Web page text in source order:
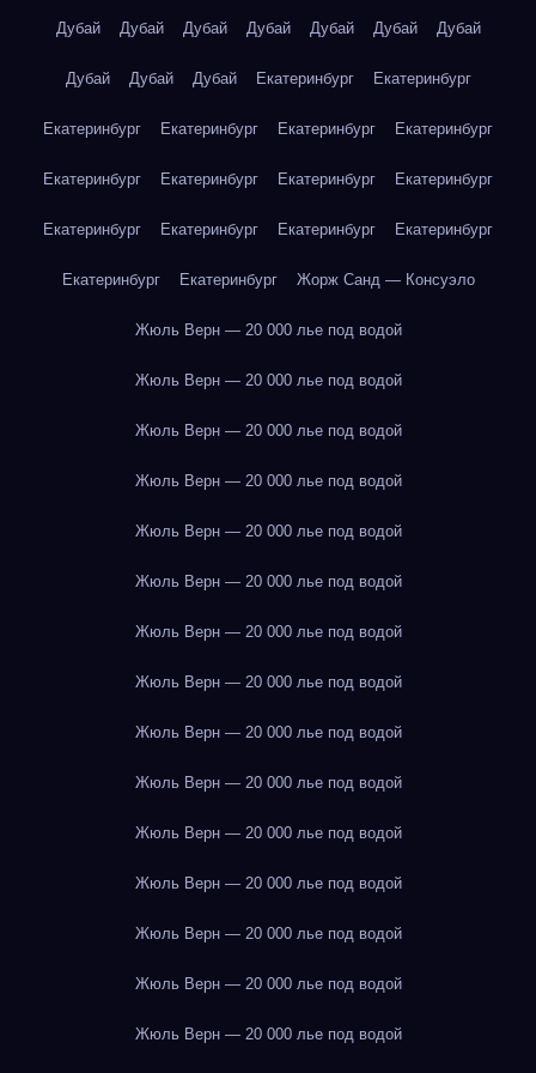
Дубай Дубай Дубай Дубай Дубай Дубай Дубай
Дубай Дубай Дубай Екатеринбург Екатеринбург
Екатеринбург Екатеринбург Екатеринбург Екатеринбург
Екатеринбург Екатеринбург Екатеринбург Екатеринбург
Екатеринбург Екатеринбург Екатеринбург Екатеринбург
Екатеринбург Екатеринбург Жорж Санд — Консуэло
Жюль Верн — 20 000 лье под водой
Жюль Верн — 20 000 лье под водой
Жюль Верн — 20 000 лье под водой
Жюль Верн — 20 000 лье под водой
Жюль Верн — 20 000 лье под водой
Жюль Верн — 20 000 лье под водой
Жюль Верн — 20 000 лье под водой
Жюль Верн — 20 000 лье под водой
Жюль Верн — 20 000 лье под водой
Жюль Верн — 20 000 лье под водой
Жюль Верн — 20 000 лье под водой
Жюль Верн — 20 000 лье под водой
Жюль Верн — 20 000 лье под водой
Жюль Верн — 20 000 лье под водой
Жюль Верн — 20 000 лье под водой